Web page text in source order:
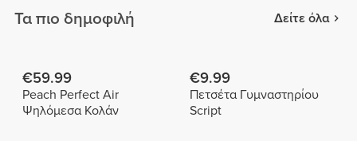
Τα πιο δημοφιλή Δείτε όλα
€59.99
Peach Perfect Air
Ψηλόμεσα Κολάν
€9.99
Πετσέτα Γυμναστηρίου
Script